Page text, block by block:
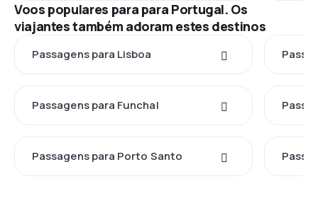
Voos populares para para Portugal. Os
viajantes também adoram estes destinos
Passagens para Lisboa
Passagens para Funchal
Passagens para Porto Santo